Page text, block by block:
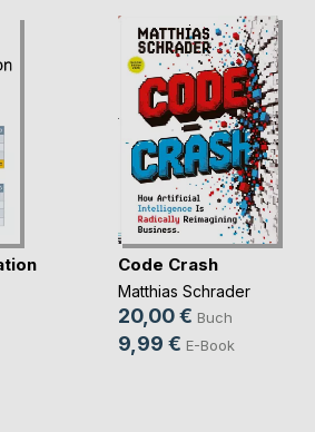
Code Crash
Matthias Schrader
20,00 € Buch
9,99 € E-Book